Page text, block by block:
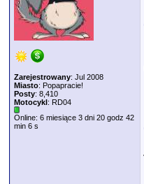
Zarejestrowany: Jul 2008
Miasto: Popapracie!
Posty: 8,410
Motocykl: RD04
Online: 6 miesiące 3 dni 20 godz 42
min 6 s